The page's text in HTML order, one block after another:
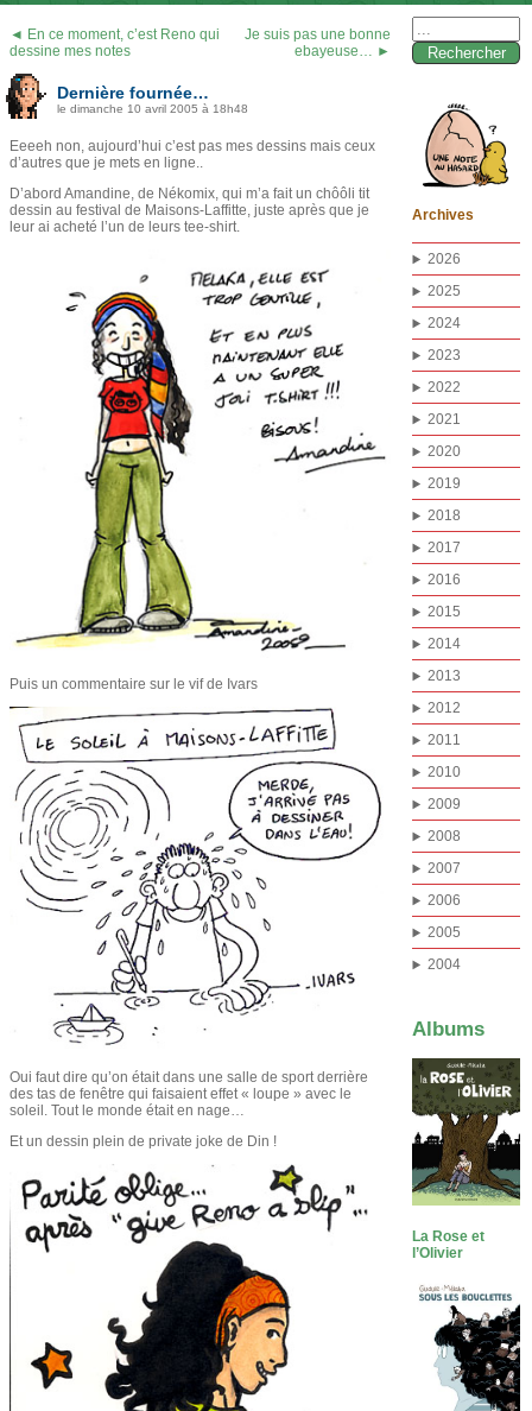
◄ En ce moment, c’est Reno qui
dessine mes notes
Je suis pas une bonne
ebayeuse… ►
Dernière fournée…
le dimanche 10 avril 2005 à 18h48
Eeeeh non, aujourd’hui c’est pas mes dessins mais ceux
d’autres que je mets en ligne..
D’abord Amandine, de Nékomix, qui m’a fait un chôôli tit
dessin au festival de Maisons-Laffitte, juste après que je
leur ai acheté l’un de leurs tee-shirt.
Puis un commentaire sur le vif de Ivars
Oui faut dire qu’on était dans une salle de sport derrière
des tas de fenêtre qui faisaient effet « loupe » avec le
soleil. Tout le monde était en nage…
Et un dessin plein de private joke de Din !
Archives
2026
2025
2024
2023
2022
2021
2020
2019
2018
2017
2016
2015
2014
2013
2012
2011
2010
2009
2008
2007
2006
2005
2004
Albums
La Rose et
l’Olivier